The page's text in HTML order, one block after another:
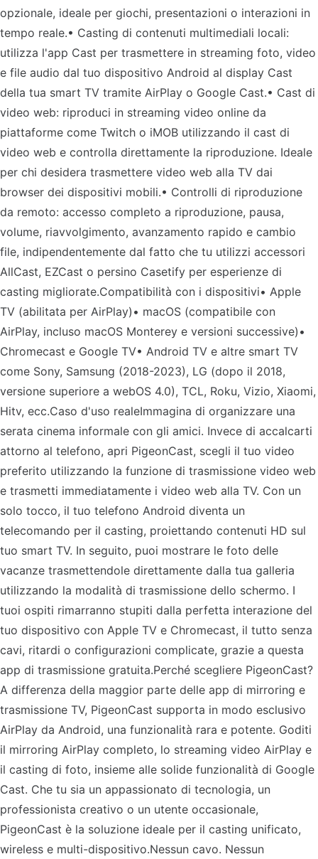
opzionale, ideale per giochi, presentazioni o interazioni in
tempo reale.• Casting di contenuti multimediali locali:
utilizza l'app Cast per trasmettere in streaming foto, video
e file audio dal tuo dispositivo Android al display Cast
della tua smart TV tramite AirPlay o Google Cast.• Cast di
video web: riproduci in streaming video online da
piattaforme come Twitch o iMOB utilizzando il cast di
video web e controlla direttamente la riproduzione. Ideale
per chi desidera trasmettere video web alla TV dai
browser dei dispositivi mobili.• Controlli di riproduzione
da remoto: accesso completo a riproduzione, pausa,
volume, riavvolgimento, avanzamento rapido e cambio
file, indipendentemente dal fatto che tu utilizzi accessori
AllCast, EZCast o persino Casetify per esperienze di
casting migliorate.Compatibilità con i dispositivi• Apple
TV (abilitata per AirPlay)• macOS (compatibile con
AirPlay, incluso macOS Monterey e versioni successive)•
Chromecast e Google TV• Android TV e altre smart TV
come Sony, Samsung (2018-2023), LG (dopo il 2018,
versione superiore a webOS 4.0), TCL, Roku, Vizio, Xiaomi,
Hitv, ecc.Caso d'uso realeImmagina di organizzare una
serata cinema informale con gli amici. Invece di accalcarti
attorno al telefono, apri PigeonCast, scegli il tuo video
preferito utilizzando la funzione di trasmissione video web
e trasmetti immediatamente i video web alla TV. Con un
solo tocco, il tuo telefono Android diventa un
telecomando per il casting, proiettando contenuti HD sul
tuo smart TV. In seguito, puoi mostrare le foto delle
vacanze trasmettendole direttamente dalla tua galleria
utilizzando la modalità di trasmissione dello schermo. I
tuoi ospiti rimarranno stupiti dalla perfetta interazione del
tuo dispositivo con Apple TV e Chromecast, il tutto senza
cavi, ritardi o configurazioni complicate, grazie a questa
app di trasmissione gratuita.Perché scegliere PigeonCast?
A differenza della maggior parte delle app di mirroring e
trasmissione TV, PigeonCast supporta in modo esclusivo
AirPlay da Android, una funzionalità rara e potente. Goditi
il mirroring AirPlay completo, lo streaming video AirPlay e
il casting di foto, insieme alle solide funzionalità di Google
Cast. Che tu sia un appassionato di tecnologia, un
professionista creativo o un utente occasionale,
PigeonCast è la soluzione ideale per il casting unificato,
wireless e multi-dispositivo.Nessun cavo. Nessun